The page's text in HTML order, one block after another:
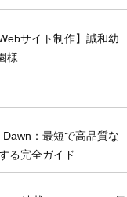
Webサイト制作】誠和幼
様
：最短で高品質な
る完全ガイド